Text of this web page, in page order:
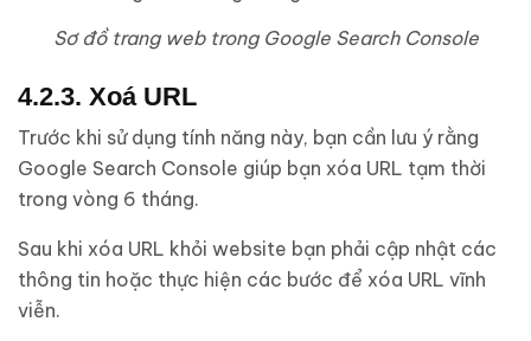
Sơ đồ trang web trong Google Search Console
4.2.3. Xoá URL
Trước khi sử dụng tính năng này, bạn cần lưu ý rằng
Google Search Console giúp bạn xóa URL tạm thời
trong vòng 6 tháng.
Sau khi xóa URL khỏi website bạn phải cập nhật các
thông tin hoặc thực hiện các bước để xóa URL vĩnh
viễn.